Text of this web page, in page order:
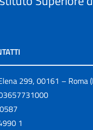
299, 00161 – Roma
1